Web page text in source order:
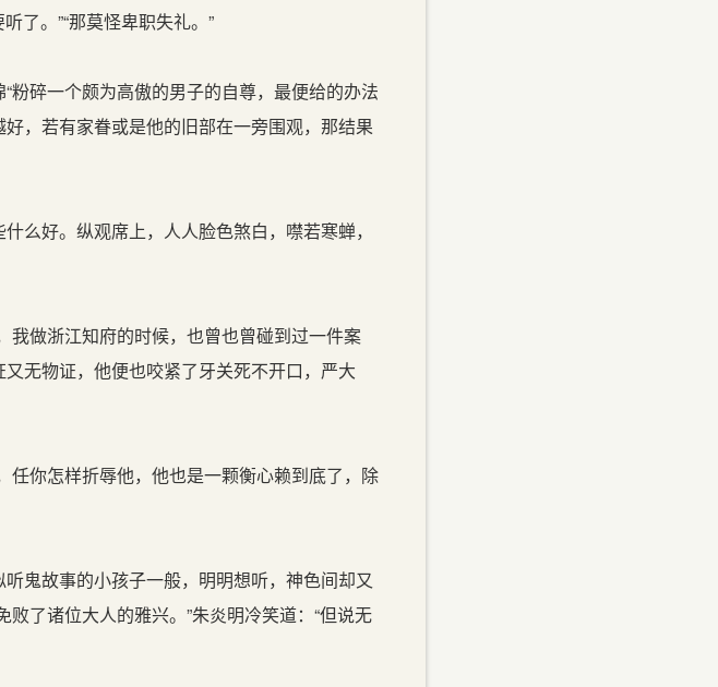
了。”“那莫怪卑职失礼。”
碎一个颇为高傲的男子的自尊，最便给的办法
，若有家眷或是他的旧部在一旁围观，那结果
么好。纵观席上，人人脸色煞白，噤若寒蝉，
做浙江知府的时候，也曾也曾碰到过一件案
无物证，他便也咬紧了牙关死不开口，严大
你怎样折辱他，他也是一颗衡心赖到底了，除
鬼故事的小孩子一般，明明想听，神色间却又
了诸位大人的雅兴。”朱炎明冷笑道：“但说无